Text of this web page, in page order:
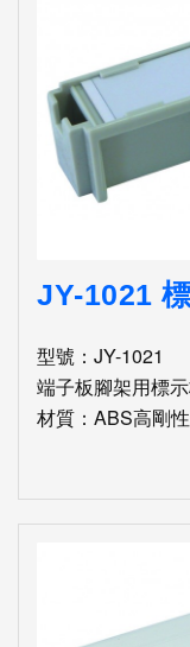
JY-1021
型號：JY-1021
端子板腳架用標
材質：ABS高剛